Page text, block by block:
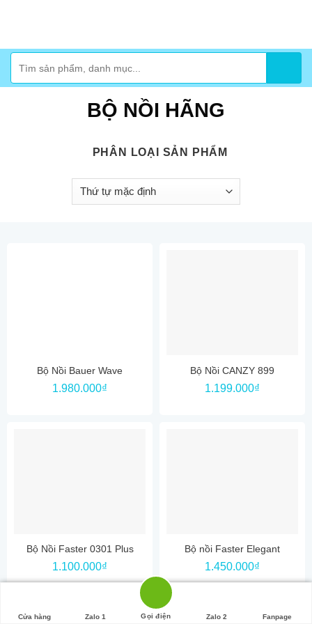
kiếm:
BỘ NỒI HÃNG
PHÂN LOẠI SẢN PHẨM
Bộ Nồi Bauer Wave
1.980.000₫
Bộ Nồi CANZY 899
1.199.000₫
Bộ Nồi Faster 0301 Plus
1.100.000₫
Bộ nồi Faster Elegant
1.450.000₫
Cửa hàng Zalo 1 Gọi điện Zalo 2 Fanpage